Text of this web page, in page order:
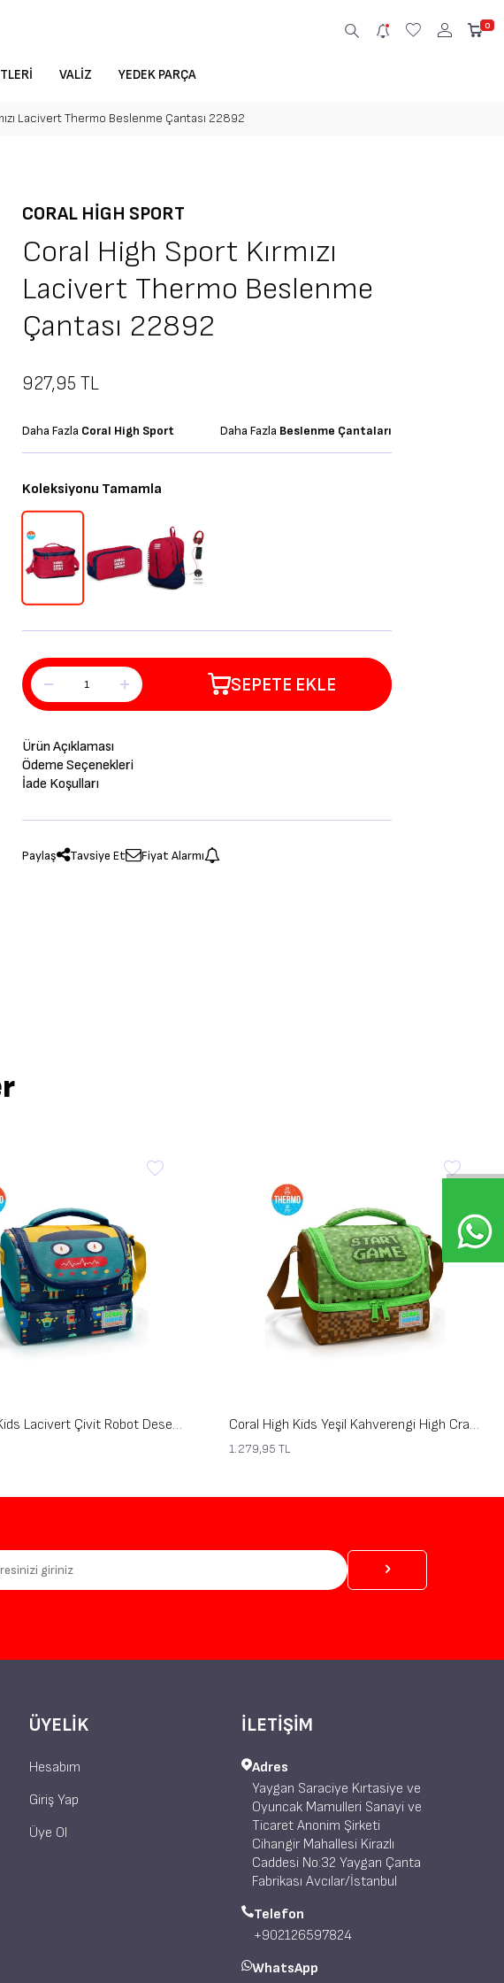
0
VALIZ YEDEK PARÇA
Lacivert Thermo Beslenme Çantası 22892
CORAL HIGH SPORT
Coral High Sport Kırmızı
Lacivert Thermo Beslenme
Çantası 22892
927,95 TL
Daha Fazla Coral High Sport Daha Fazla Beslenme Çantaları
Koleksiyonu Tamamla
SEPETE EKLE
Ürün Açıklaması
Ödeme Seçenekleri
İade Koşulları
Paylaş Tavsiye Et Fiyat Alarmı
Coral High Kids Lacivert Çivit Robot Desenli Thermo İki Katlı Beslenme Çantası 37218 Coral High Kids Yeşil Kahverengi High Craft Desenli Thermo İki Katlı Beslenme Çantası 37217
1.279,95 TL
ÜYELIK
Hesabım
Giriş Yap
Üye Ol
İLETİŞİM
Adres
Yaygan Saraciye Kırtasiye ve
Oyuncak Mamulleri Sanayi ve
Ticaret Anonim Şirketi
Cihangir Mahallesi Kirazlı
Caddesi No:32 Yaygan Çanta
Fabrikası Avcılar/İstanbul
Telefon
+902126597824
WhatsApp